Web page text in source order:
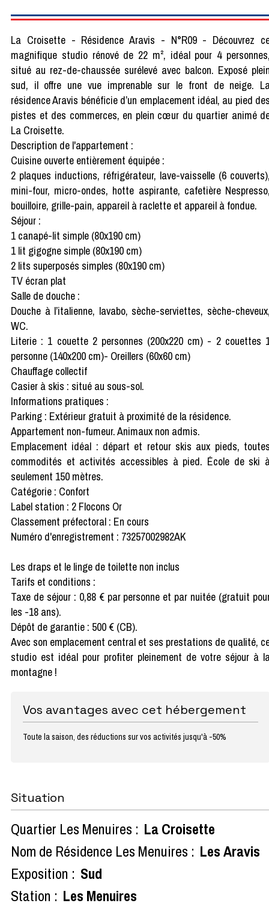
La Croisette - Résidence Aravis - N°R09 - Découvrez
magnifique studio rénové de 22 m², idéal pour 4
situé au rez-de-chaussée surélevé avec balcon. Exposé
sud, il offre une vue imprenable sur le front de neige.
résidence Aravis bénéficie d’un emplacement idéal, au pied
pistes et des commerces, en plein cœur du quartier animé
La Croisette.
Description de l'appartement :
Cuisine ouverte entièrement équipée :
2 plaques inductions, réfrigérateur, lave-vaisselle (6
mini-four, micro-ondes, hotte aspirante, cafetière
bouilloire, grille-pain, appareil à raclette et appareil à fondue.
Séjour :
1 canapé-lit simple (80x190 cm)
1 lit gigogne simple (80x190 cm)
2 lits superposés simples (80x190 cm)
TV écran plat
Salle de douche :
Douche à l’italienne, lavabo, sèche-serviettes, sèche-
WC.
Literie : 1 couette 2 personnes (200x220 cm) - 2 couettes
personne (140x200 cm)- Oreillers (60x60 cm)
Chauffage collectif
Casier à skis : situé au sous-sol.
Informations pratiques :
Parking : Extérieur gratuit à proximité de la résidence.
Appartement non-fumeur. Animaux non admis.
Emplacement idéal : départ et retour skis aux pieds,
commodités et activités accessibles à pied. École de ski
seulement 150 mètres.
Catégorie : Confort
Label station : 2 Flocons Or
Classement préfectoral : En cours
Numéro d'enregistrement : 73257002982AK
Les draps et le linge de toilette non inclus
Tarifs et conditions :
Taxe de séjour : 0,88 € par personne et par nuitée (gratuit
les -18 ans).
Dépôt de garantie : 500 € (CB).
Avec son emplacement central et ses prestations de qualité,
studio est idéal pour profiter pleinement de votre séjour à
montagne !
Vos avantages avec cet hébergement
Toute la saison, des réductions sur vos activités jusqu'à -50%
Situation
Quartier Les Menuires : La Croisette
Nom de Résidence Les Menuires : Les Aravis
Exposition : Sud
Station : Les Menuires